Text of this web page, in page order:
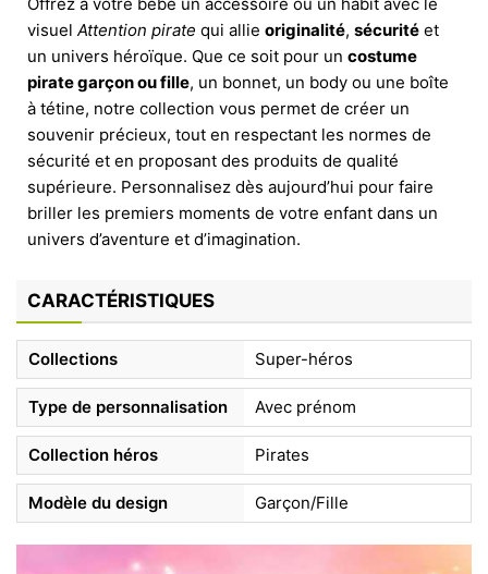
Offrez à votre bébé un accessoire ou un habit avec le
visuel Attention pirate qui allie originalité, sécurité et
un univers héroïque. Que ce soit pour un costume
pirate garçon ou fille, un bonnet, un body ou une boîte
à tétine, notre collection vous permet de créer un
souvenir précieux, tout en respectant les normes de
sécurité et en proposant des produits de qualité
supérieure. Personnalisez dès aujourd’hui pour faire
briller les premiers moments de votre enfant dans un
univers d’aventure et d’imagination.
CARACTÉRISTIQUES
Collections Super-héros
Type de personnalisation Avec prénom
Collection héros Pirates
Modèle du design Garçon/Fille